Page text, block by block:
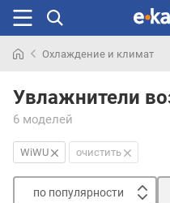
раньше
Охлаждение и климат
Увлажнители
6 моделей
WiWU очистить
по популярности